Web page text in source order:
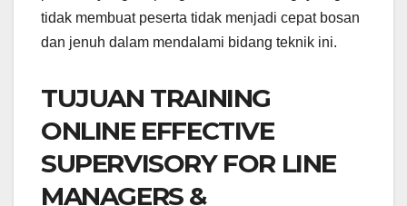
tidak membuat peserta tidak menjadi cepat bosan
dan jenuh dalam mendalami bidang teknik ini.
TUJUAN TRAINING
ONLINE EFFECTIVE
SUPERVISORY FOR LINE
MANAGERS &